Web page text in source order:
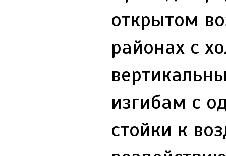
открытом
районах с
изгибам с
стойки к